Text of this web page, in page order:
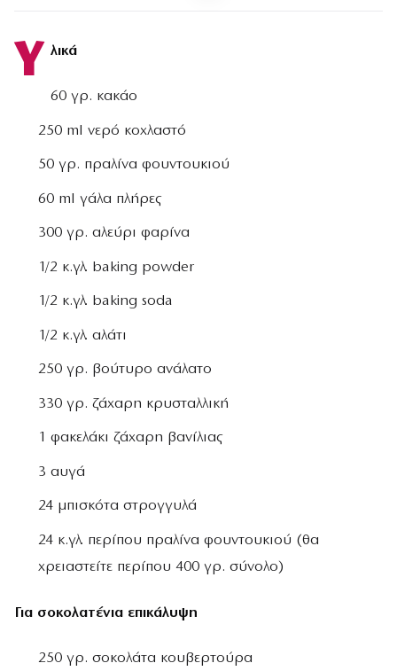
Y λικά
60 γρ. κακάο
250 ml νερό κοχλαστό
50 γρ. πραλίνα φουντουκιού
60 ml γάλα πλήρες
300 γρ. αλεύρι φαρίνα
1/2 κ.γλ. baking powder
1/2 κ.γλ. baking soda
1/2 κ.γλ. αλάτι
250 γρ. βούτυρο ανάλατο
330 γρ. ζάχαρη κρυσταλλική
1 φακελάκι ζάχαρη βανίλιας
3 αυγά
24 μπισκότα στρογγυλά
24 κ.γλ. περίπου πραλίνα φουντουκιού (θα
χρειαστείτε περίπου 400 γρ. σύνολο)
Για σοκολατένια επικάλυψη
250 γρ. σοκολάτα κουβερτούρα